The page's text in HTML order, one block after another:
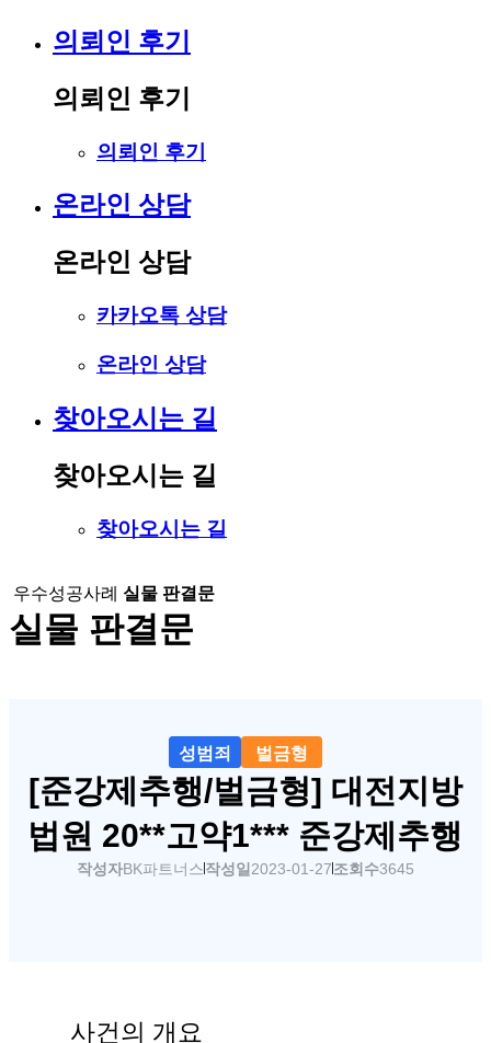
의뢰인 후기
의뢰인 후기
의뢰인 후기
온라인 상담
온라인 상담
카카오톡 상담
온라인 상담
찾아오시는 길
찾아오시는 길
찾아오시는 길
우수성공사례 실물 판결문
실물 판결문
성범죄 벌금형
[준강제추행/벌금형] 대전지방
법원 20**고약1*** 준강제추행
작성자BK파트너스 작성일 2023-01-27 조회수3645
사건의 개요